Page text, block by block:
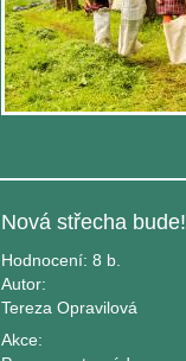
Nová střecha bude!
Hodnocení: 8 b.
Autor:
Tereza Opravilová
Akce: